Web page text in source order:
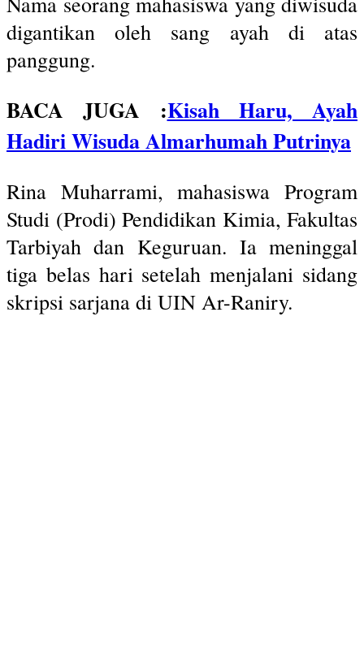
digantikan oleh sang ayah di atas
panggung.
BACA JUGA :Kisah Haru, Ayah
Hadiri Wisuda Almarhumah Putrinya
Rina Muharrami, mahasiswa Program
Studi (Prodi) Pendidikan Kimia, Fakultas
Tarbiyah dan Keguruan. Ia meninggal
tiga belas hari setelah menjalani sidang
skripsi sarjana di UIN Ar-Raniry.